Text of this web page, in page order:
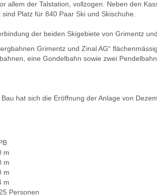
allem der Talstation, vollzogen. Neben den
Platz für 840 Paar Ski und Skischuhe.
der beiden Skigebiete von Grimentz
Grimentz und Zinal AG“
eine Gondelbahn sowie zwei
hat sich die Eröffnung der Anlage von
m
m
m
m
Personen